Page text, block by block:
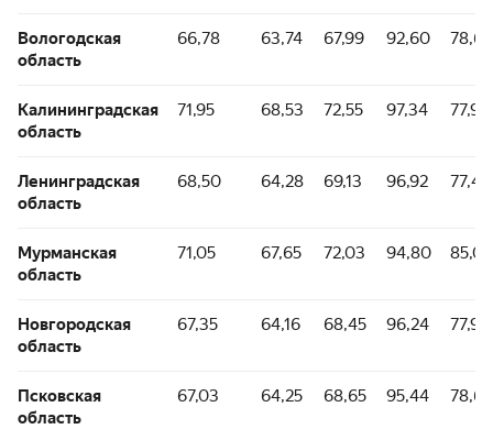
Вологодская
область
66,78 63,74 67,99 92,60 78,65
Калининградская
область
71,95 68,53 72,55 97,34 77,98
Ленинградская
область
68,50 64,28 69,13 96,92 77,41
Мурманская
область
71,05 67,65 72,03 94,80 85,01
Новгородская
область
67,35 64,16 68,45 96,24 77,94
Псковская
область
67,03 64,25 68,65 95,44 78,60